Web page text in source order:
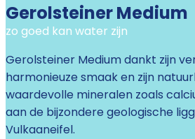
Gerolsteiner Medium
zo goed kan water zijn
Gerolsteiner Medium dankt zijn
harmonieuze smaak en zijn
waardevolle mineralen zoals
aan de bijzondere geologische
Vulkaaneifel.